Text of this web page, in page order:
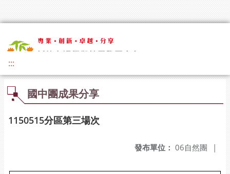
:::
國中團成果分享
1150515分區第三場次
發布單位： 06自然團 |